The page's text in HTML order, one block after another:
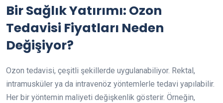
Bir Sağlık Yatırımı: Ozon
Tedavisi Fiyatları Neden
Değişiyor?
Ozon tedavisi, çeşitli şekillerde uygulanabiliyor. Rektal,
intramusküler ya da intravenöz yöntemlerle tedavi yapılabilir.
Her bir yöntemin maliyeti değişkenlik gösterir. Örneğin,